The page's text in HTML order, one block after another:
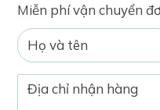
Miễn phí vận chuyển